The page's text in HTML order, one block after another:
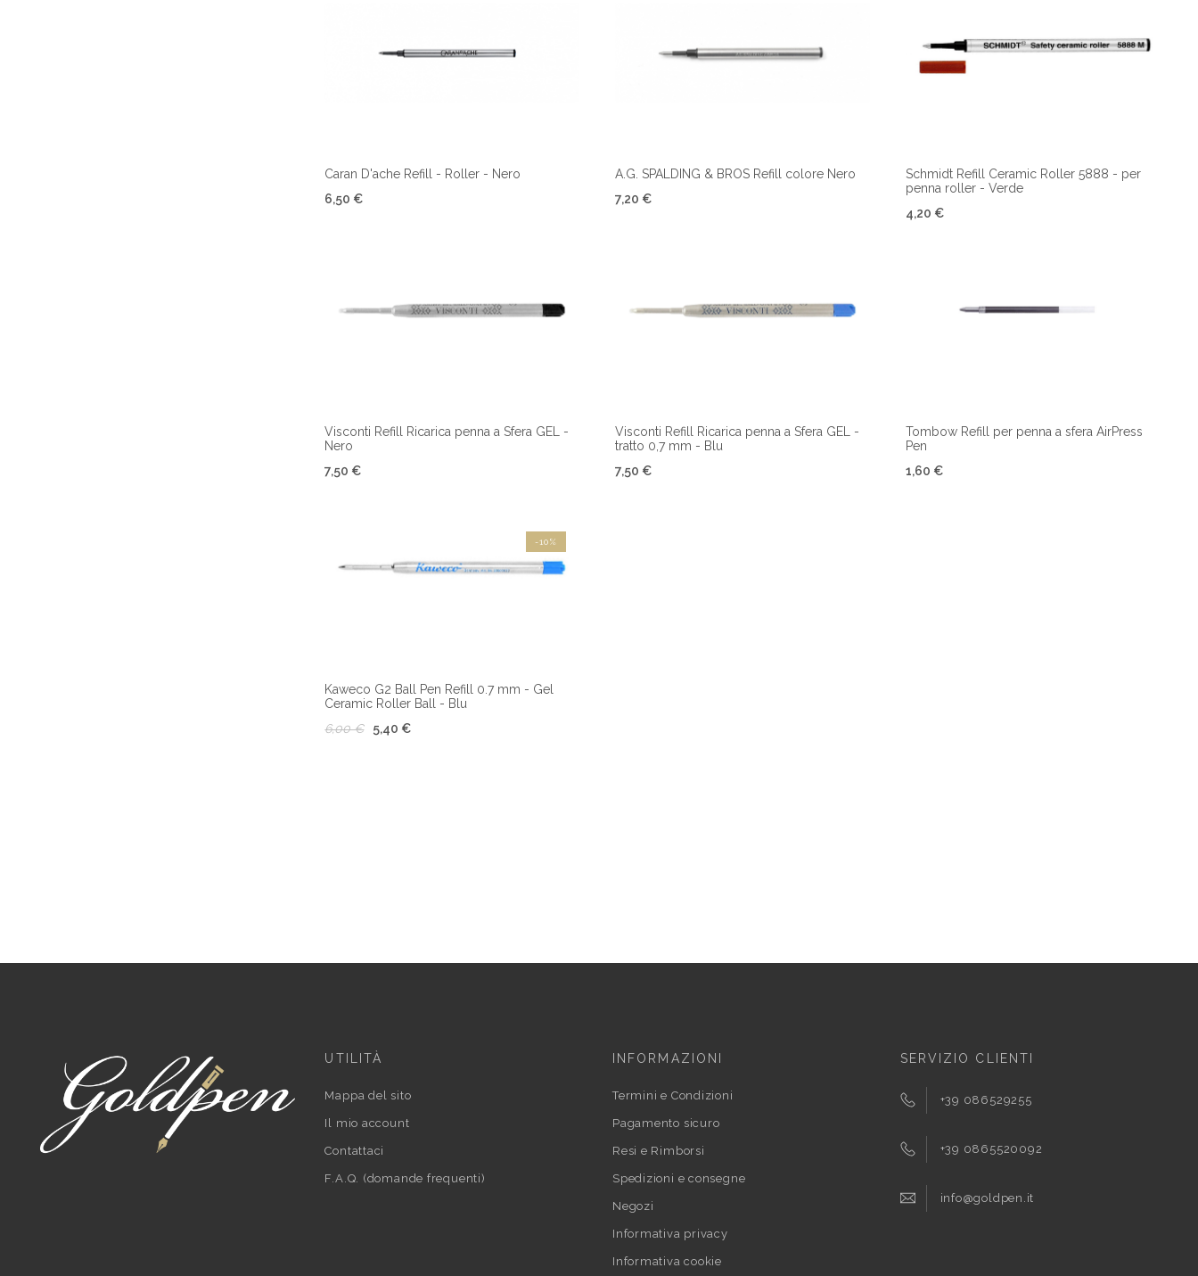
Caran D'ache Refill - Roller - Nero
6,50 €
A.G. SPALDING & BROS Refill colore Nero
7,20 €
Schmidt Refill Ceramic Roller 5888 - per
penna roller - Verde
4,20 €
Visconti Refill Ricarica penna a Sfera GEL -
Nero
7,50 €
Visconti Refill Ricarica penna a Sfera GEL -
tratto 0,7 mm - Blu
7,50 €
Tombow Refill per penna a sfera AirPress
Pen
1,60 €
Kaweco G2 Ball Pen Refill 0.7 mm - Gel
Ceramic Roller Ball - Blu
6,00 €
5,40 €
-10%
UTILITÀ
Mappa del sito
Il mio account
Contattaci
F.A.Q. (domande frequenti)
INFORMAZIONI
Termini e Condizioni
Pagamento sicuro
Resi e Rimborsi
Spedizioni e consegne
Negozi
Informativa privacy
Informativa cookie
SERVIZIO CLIENTI
+39 086529255
+39 0865520092
info@goldpen.it